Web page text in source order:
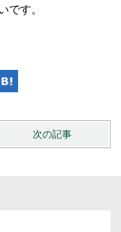
です。
次の記事